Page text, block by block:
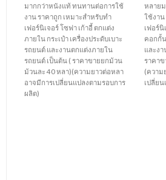
มากกว่าหนังแท้ ทนทานต่อการใช้
งาน ราคาถูก เหมาะสำหรับทำ
เฟอร์นิเจอร์ โซฟา เก้าอี้ ตกแต่ง
ภายใน กระเป๋า เครื่องประดับเบาะ
รถยนต์ และงานตกแต่งภายใน
รถยนต์ เป็นต้น ( ราคาขายยกม้วน
ม้วนละ 40 หลา)(ความยาวต่อหลา
อาจมีการเปลี่ยนแปลงตามรอบการ
ผลิต)
หลาย
ใช้งาน
เฟอร์นิ
คอกกั้น
และง
ราคา
(ความ
เปลี่ย